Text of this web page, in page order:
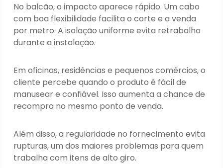
No balcão, o impacto aparece rápido. Um cabo
com boa flexibilidade facilita o corte e a venda
por metro. A isolação uniforme evita retrabalho
durante a instalação.
Em oficinas, residências e pequenos comércios, o
cliente percebe quando o produto é fácil de
manusear e confiável. Isso aumenta a chance de
recompra no mesmo ponto de venda.
Além disso, a regularidade no fornecimento evita
rupturas, um dos maiores problemas para quem
trabalha com itens de alto giro.